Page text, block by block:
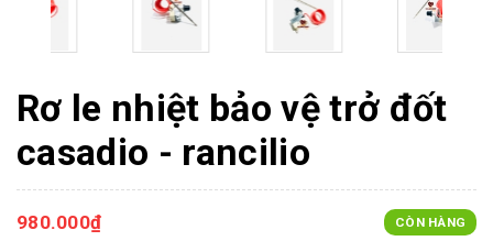
Rơ le nhiệt bảo vệ trở đốt
casadio - rancilio
980.000₫ CÒN HÀNG